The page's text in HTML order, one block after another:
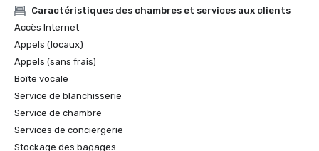
2016 : Meilleur hôtel de centre de congrès, Smart
2016 : Pinnacle Award de la meilleure propriété de jeu, des
réunions réussies
2016 : Best of Award, Meetings Today
Caractéristiques des chambres et services aux clients
Accès Internet
Appels (locaux)
Appels (sans frais)
Boîte vocale
Service de blanchisserie
Service de chambre
Services de conciergerie
Stockage des bagages